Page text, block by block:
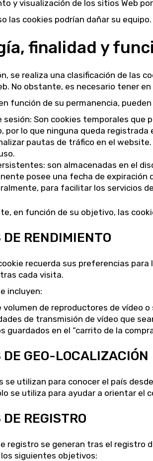
y visualización de los sitios Web
las cookies podrían dañar su
finalidad y
se realiza una clasificación de las
No obstante, es necesario tener
función de su permanencia,
sesión: Son cookies temporales que
por lo que ninguna queda
pautas de tráfico en el
son almacenadas en el
posee una fecha de
para facilitar los servicios
en función de su objetivo, las
DE RENDIMIENTO
recuerda sus preferencias
cada visita.
incluyen:
volumen de reproductores de vídeo o
de transmisión de vídeo que
guardados en el “carrito de la
DE GEO-LOCALIZACIÓN
se utilizan para conocer el país
se utiliza para ayudar a orientar el
DE REGISTRO
registro se generan tras el registro
siguientes objetivos: